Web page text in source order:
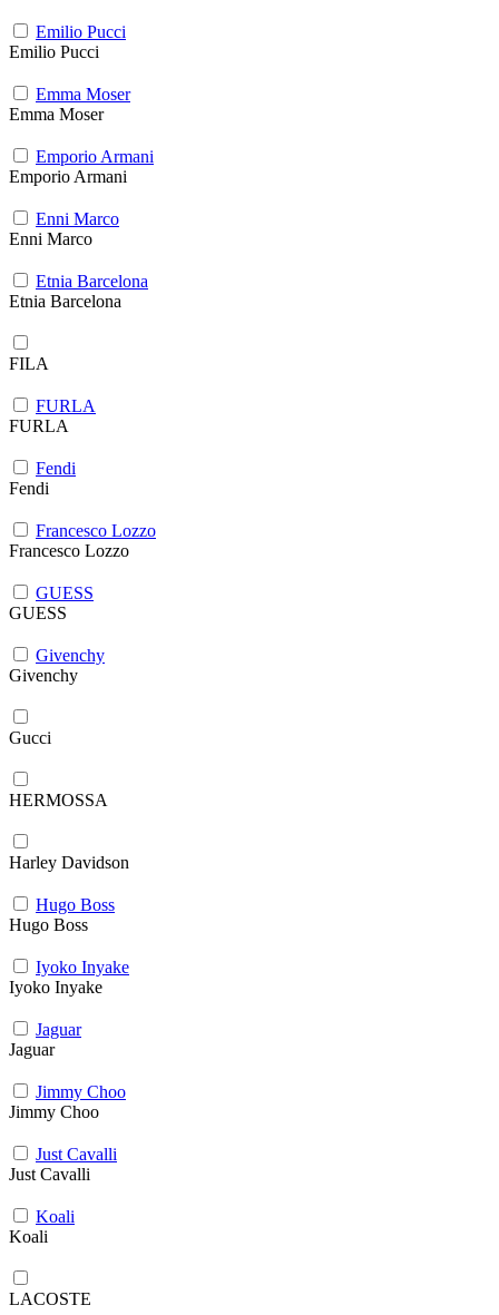
Emilio Pucci
Emilio Pucci
Emma Moser
Emma Moser
Emporio Armani
Emporio Armani
Enni Marco
Enni Marco
Etnia Barcelona
Etnia Barcelona
FILA
FURLA
FURLA
Fendi
Fendi
Francesco Lozzo
Francesco Lozzo
GUESS
GUESS
Givenchy
Givenchy
Gucci
HERMOSSA
Harley Davidson
Hugo Boss
Hugo Boss
Iyoko Inyake
Iyoko Inyake
Jaguar
Jaguar
Jimmy Choo
Jimmy Choo
Just Cavalli
Just Cavalli
Koali
Koali
LACOSTE